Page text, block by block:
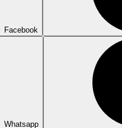
Facebook
Whatsapp